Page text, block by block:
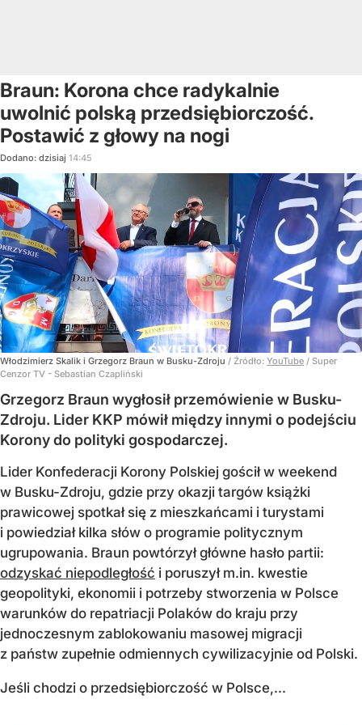
Braun: Korona chce radykalnie
uwolnić polską przedsiębiorczość.
Postawić z głowy na nogi
Dodano: dzisiaj 14:45
Włodzimierz Skalik i Grzegorz Braun w Busku-Zdroju / Źródło: YouTube / Super
Cenzor TV - Sebastian Czapliński
Grzegorz Braun wygłosił przemówienie w Busku-
Zdroju. Lider KKP mówił między innymi o podejściu
Korony do polityki gospodarczej.
Lider Konfederacji Korony Polskiej gościł w weekend
w Busku-Zdroju, gdzie przy okazji targów książki
prawicowej spotkał się z mieszkańcami i turystami
i powiedział kilka słów o programie politycznym
ugrupowania. Braun powtórzył główne hasło partii:
odzyskać niepodległość i poruszył m.in. kwestie
geopolityki, ekonomii i potrzeby stworzenia w Polsce
warunków do repatriacji Polaków do kraju przy
jednoczesnym zablokowaniu masowej migracji
z państw zupełnie odmiennych cywilizacyjnie od Polski.
Jeśli chodzi o przedsiębiorczość w Polsce,...